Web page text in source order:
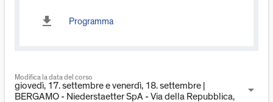
download Programma
Modifica la data del corso
giovedì, 17. settembre e venerdì, 18. settembre |
BERGAMO - Niederstaetter SpA - Via della Repubblica,
arrow_drop_down